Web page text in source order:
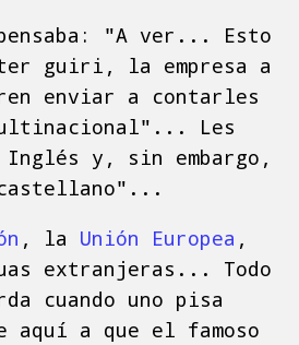
"A ver... Esto
guiri, la empresa a
enviar a contarles
Les
Inglés y, sin embargo,
, la Unión Europea ,
extranjeras... Todo
cuando uno pisa
a que el famoso